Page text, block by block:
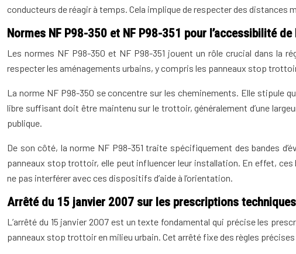
conducteurs de réagir à temps. Cela implique de respecter des distances
Normes NF P98-350 et NF P98-351 pour l’accessibilité
Les normes NF P98-350 et NF P98-351 jouent un rôle crucial dans la
respecter les aménagements urbains, y compris les panneaux stop
La norme NF P98-350 se concentre sur les cheminements. Elle stipule
libre suffisant doit être maintenu sur le trottoir, généralement d’une
publique.
De son côté, la norme NF P98-351 traite spécifiquement des bandes
panneaux stop trottoir, elle peut influencer leur installation. En effet,
ne pas interférer avec ces dispositifs d’aide à l’orientation.
Arrêté du 15 janvier 2007 sur les prescriptions
L’arrêté du 15 janvier 2007 est un texte fondamental qui précise les
panneaux stop trottoir en milieu urbain. Cet arrêté fixe des règles